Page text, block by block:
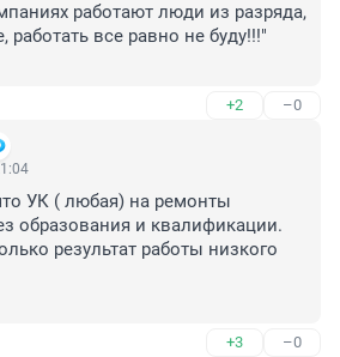
работают люди из разряда,
работать все равно не буду!!!"
+2 –0
УК ( любая) на ремонты
образования и квалификации.
результат работы низкого
+3 –0